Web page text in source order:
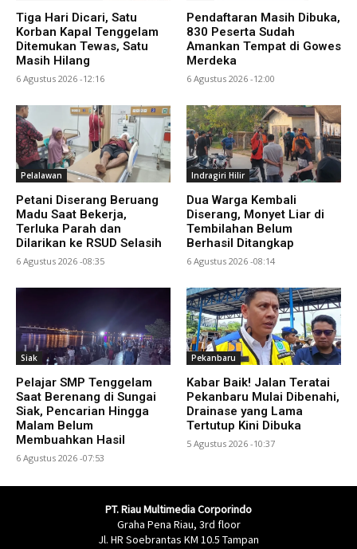
Tiga Hari Dicari, Satu
Korban Kapal Tenggelam
Ditemukan Tewas, Satu
Masih Hilang
6 Agustus 2026 -12:16
Pendaftaran Masih Dibuka,
830 Peserta Sudah
Amankan Tempat di Gowes
Merdeka
6 Agustus 2026 -12:00
Pelalawan
Petani Diserang Beruang
Madu Saat Bekerja,
Terluka Parah dan
Dilarikan ke RSUD Selasih
6 Agustus 2026 -08:35
Indragiri Hilir
Dua Warga Kembali
Diserang, Monyet Liar di
Tembilahan Belum
Berhasil Ditangkap
6 Agustus 2026 -08:14
Siak
Pelajar SMP Tenggelam
Saat Berenang di Sungai
Siak, Pencarian Hingga
Malam Belum
Membuahkan Hasil
6 Agustus 2026 -07:53
Pekanbaru
Kabar Baik! Jalan Teratai
Pekanbaru Mulai Dibenahi,
Drainase yang Lama
Tertutup Kini Dibuka
5 Agustus 2026 -10:37
PT. Riau Multimedia Corporindo
Graha Pena Riau, 3rd floor
Jl. HR Soebrantas KM 10.5 Tampan